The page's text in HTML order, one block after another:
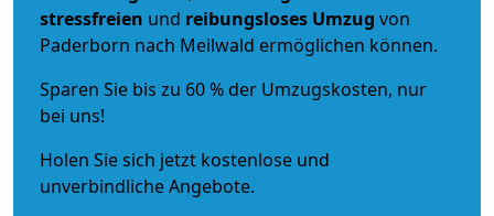
stressfreien und reibungsloses Umzug von
Paderborn nach Meilwald ermöglichen können.
Sparen Sie bis zu 60 % der Umzugskosten, nur
bei uns!
Holen Sie sich jetzt kostenlose und
unverbindliche Angebote.